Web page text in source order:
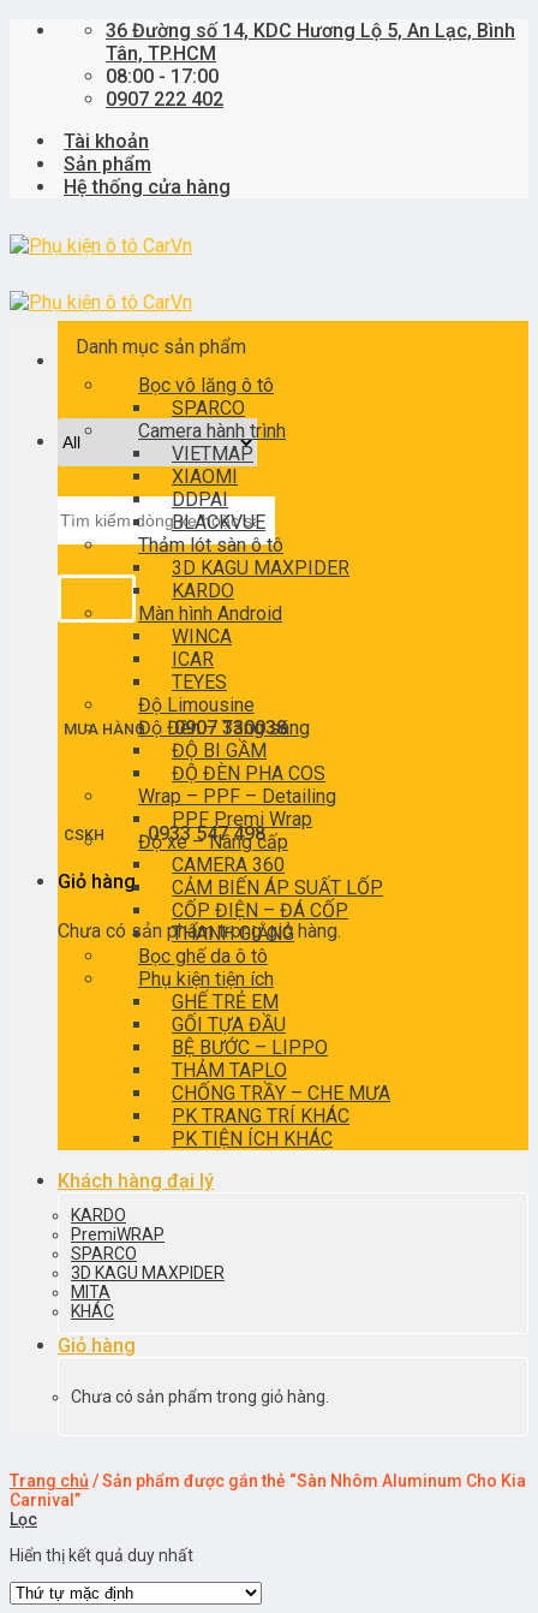
Skip
36 Đường số 14, KDC Hương Lộ 5, An Lạc, Bình
Tân, TP.HCM
08:00 - 17:00
0907 222 402
Tài khoản
Sản phẩm
Hệ thống cửa hàng
kiếm:
MUA HÀNG0907 330038
CSKH0933 547 498
Giỏ hàng
Chưa có sản phẩm trong giỏ hàng.
Danh mục sản phẩm
Bọc vô lăng ô tô
SPARCO
Camera hành trình
VIETMAP
XIAOMI
DDPAI
BLACKVUE
Thảm lót sàn ô tô
3D KAGU MAXPIDER
KARDO
Màn hình Android
WINCA
ICAR
TEYES
Độ Limousine
Độ Đèn – Tăng sáng
ĐỘ BI GẦM
ĐỘ ĐÈN PHA COS
Wrap – PPF – Detailing
PPF Premi Wrap
Độ xe – Nâng cấp
CAMERA 360
CẢM BIẾN ÁP SUẤT LỐP
CỐP ĐIỆN – ĐÁ CỐP
THANH GIẰNG
Bọc ghế da ô tô
Phụ kiện tiện ích
GHẾ TRẺ EM
GỐI TỰA ĐẦU
BỆ BƯỚC – LIPPO
THẢM TAPLO
CHỐNG TRẦY – CHE MƯA
PK TRANG TRÍ KHÁC
PK TIỆN ÍCH KHÁC
Khách hàng đại lý
KARDO
PremiWRAP
SPARCO
3D KAGU MAXPIDER
MITA
KHÁC
Giỏ hàng
Chưa có sản phẩm trong giỏ hàng.
Trang chủ /Sản phẩm được gắn thẻ “Sàn Nhôm Aluminum Cho Kia
Carnival”
Lọc
Hiển thị kết quả duy nhất